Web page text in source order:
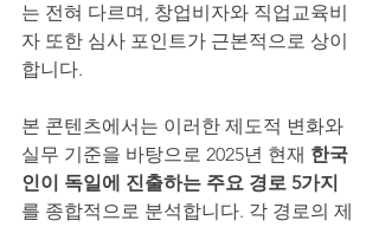
는 전혀 다르며, 창업비자와 직업교육비
자 또한 심사 포인트가 근본적으로 상이
합니다.
본 콘텐츠에서는 이러한 제도적 변화와
실무 기준을 바탕으로 2025년 현재 한국
인이 독일에 진출하는 주요 경로 5가지
를 종합적으로 분석합니다. 각 경로의 제